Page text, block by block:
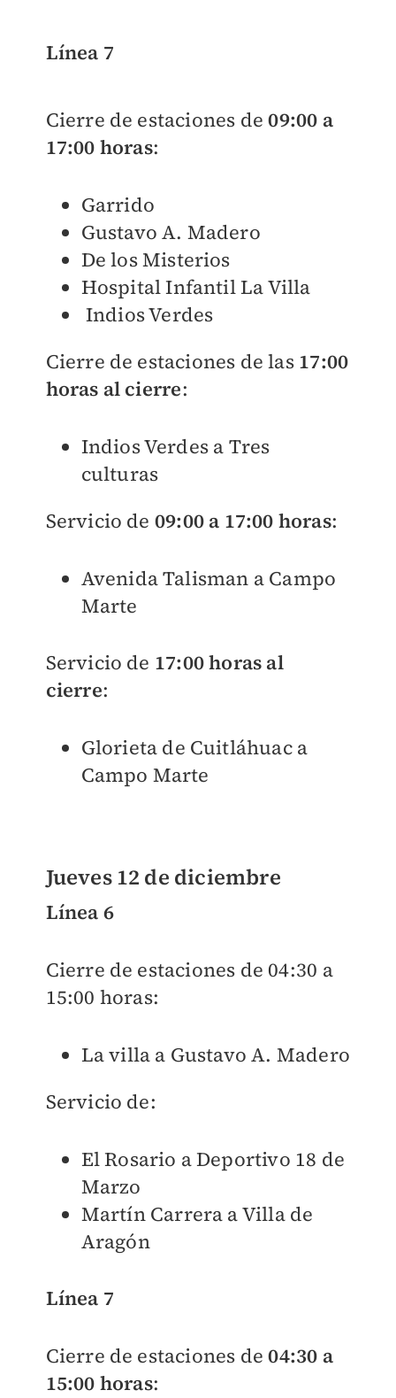
Línea 7
Cierre de estaciones de09:00 a
17:00 horas:
Garrido
Gustavo A. Madero
De los Misterios
Hospital Infantil La Villa
Indios Verdes
Cierre de estaciones de las 17:00
horas al cierre:
Indios Verdes a Tres
culturas
Servicio de 09:00 a 17:00 horas:
Avenida Talisman a Campo
Marte
Servicio de 17:00 horas al
cierre:
Glorieta de Cuitláhuac a
Campo Marte
Jueves 12 de diciembre
Línea 6
Cierre de estaciones de 04:30 a
15:00 horas:
La villa a Gustavo A. Madero
Servicio de:
El Rosario a Deportivo 18 de
Marzo
Martín Carrera a Villa de
Aragón
Línea 7
Cierre de estaciones de04:30 a
15:00 horas: